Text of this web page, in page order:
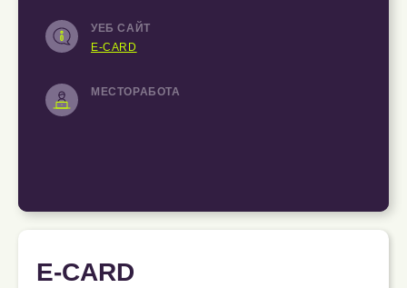
УЕБ САЙТ
E-CARD
МЕСТОРАБОТА
E-CARD